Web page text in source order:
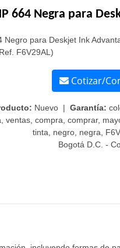
664 Negra para
Negro para Deskjet Ink
F6V29AL)
Cotizar/
Nuevo | Garantía:
ventas, compra, comprar,
tinta, negro, negra,
Bogotá D.C. -